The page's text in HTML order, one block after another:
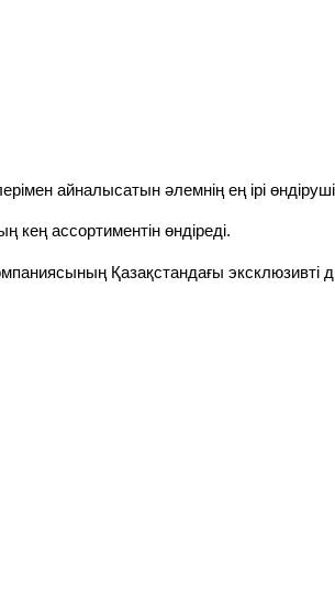
айналысатын әлемнің ең ірі
кең ассортиментін өндіреді.
Қазақстандағы эксклюзивті